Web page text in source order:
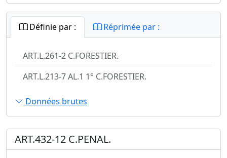
Définie par : Réprimée par :
ART.L.261-2 C.FORESTIER.
ART.L.213-7 AL.1 1° C.FORESTIER.
Données brutes
ART.432-12 C.PENAL.